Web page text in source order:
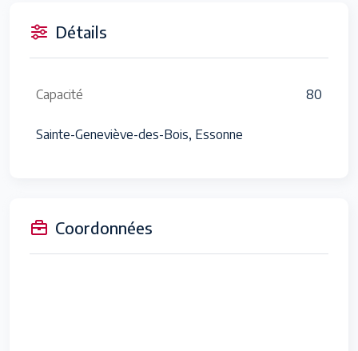
Détails
Capacité 80
Sainte-Geneviève-des-Bois, Essonne
Coordonnées